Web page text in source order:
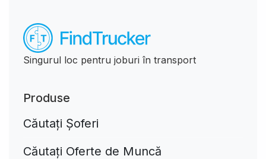
Singurul loc pentru joburi în transport
Produse
Căutați Șoferi
Căutați Oferte de Muncă